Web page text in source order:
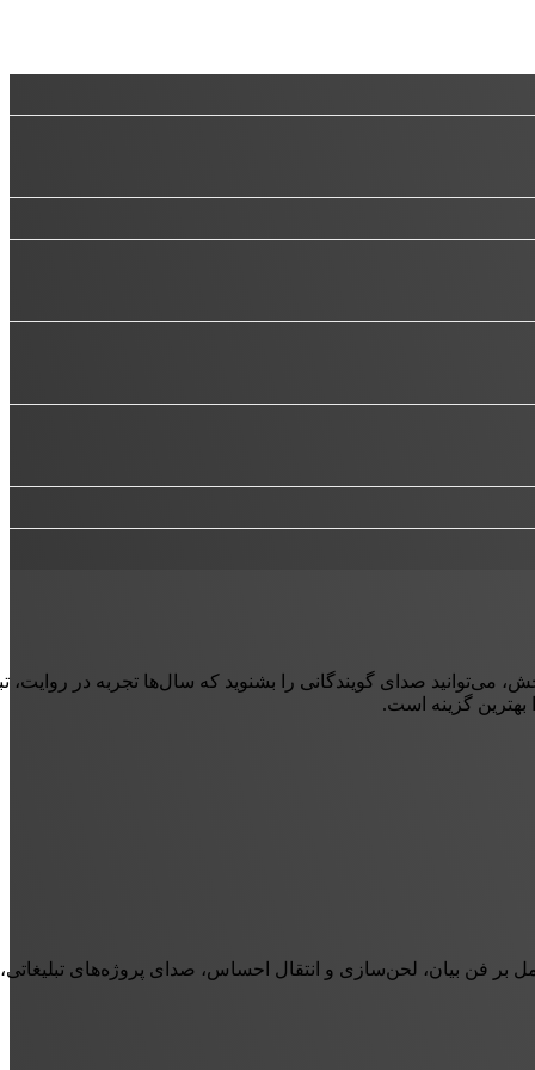
می‌توانید صدای گویندگانی را بشنوید که سال‌ها تجربه در روایت،
بهترین گزینه است.
بر فن بیان، لحن‌سازی و انتقال احساس، صدای پروژه‌های